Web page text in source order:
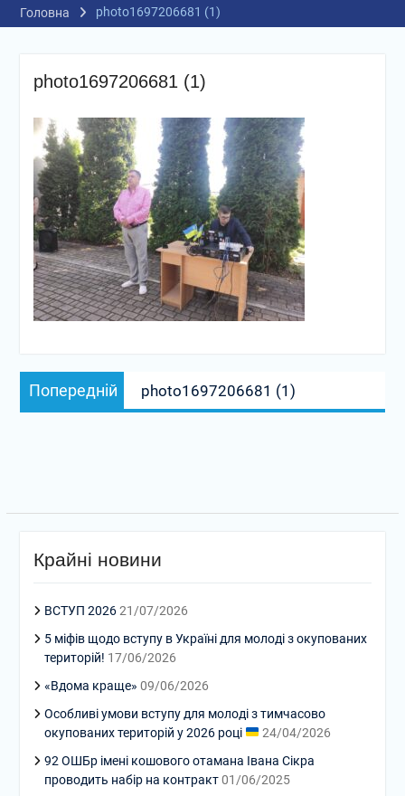
Головна photo1697206681 (1)
photo1697206681 (1)
Навігація
записів
Попередній
Попередній
запис:
photo1697206681 (1)
Крайні новини
ВСТУП 2026 21/07/2026
5 міфів щодо вступу в Україні для молоді з окупованих
територій! 17/06/2026
«Вдома краще» 09/06/2026
Особливі умови вступу для молоді з тимчасово
окупованих територій у 2026 році
24/04/2026
92 ОШБр імені кошового отамана Івана Сікра
проводить набір на контракт 01/06/2025